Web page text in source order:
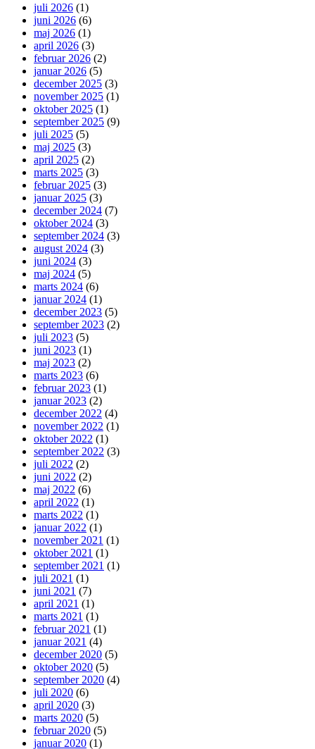
juli 2026 (1)
juni 2026 (6)
maj 2026 (1)
april 2026 (3)
februar 2026 (2)
januar 2026 (5)
december 2025 (3)
november 2025 (1)
oktober 2025 (1)
september 2025 (9)
juli 2025 (5)
maj 2025 (3)
april 2025 (2)
marts 2025 (3)
februar 2025 (3)
januar 2025 (3)
december 2024 (7)
oktober 2024 (3)
september 2024 (3)
august 2024 (3)
juni 2024 (3)
maj 2024 (5)
marts 2024 (6)
januar 2024 (1)
december 2023 (5)
september 2023 (2)
juli 2023 (5)
juni 2023 (1)
maj 2023 (2)
marts 2023 (6)
februar 2023 (1)
januar 2023 (2)
december 2022 (4)
november 2022 (1)
oktober 2022 (1)
september 2022 (3)
juli 2022 (2)
juni 2022 (2)
maj 2022 (6)
april 2022 (1)
marts 2022 (1)
januar 2022 (1)
november 2021 (1)
oktober 2021 (1)
september 2021 (1)
juli 2021 (1)
juni 2021 (7)
april 2021 (1)
marts 2021 (1)
februar 2021 (1)
januar 2021 (4)
december 2020 (5)
oktober 2020 (5)
september 2020 (4)
juli 2020 (6)
april 2020 (3)
marts 2020 (5)
februar 2020 (5)
januar 2020 (1)